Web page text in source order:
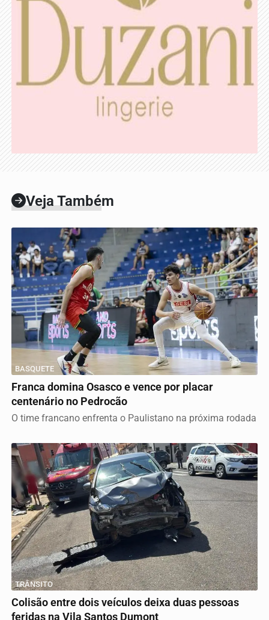
Veja Também
BASQUETE
Franca domina Osasco e vence por placar
centenário no Pedrocão
O time francano enfrenta o Paulistano na próxima rodada
TRÂNSITO
Colisão entre dois veículos deixa duas pessoas
feridas na Vila Santos Dumont